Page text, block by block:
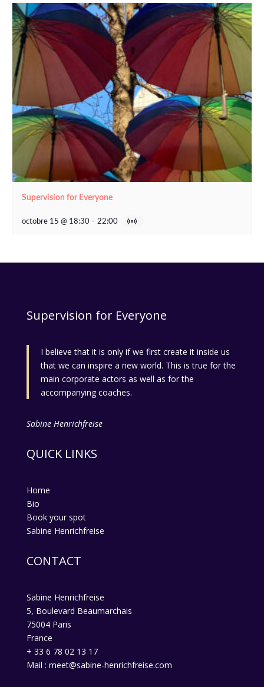
Supervision for Everyone
octobre 15 @ 18:30 - 22:00
Supervision for Everyone
I believe that it is only if we first create it inside us
that we can inspire a new world. This is true for the
main corporate actors as well as for the
accompanying coaches.
Sabine Henrichfreise
QUICK LINKS
Home
Bio
Book your spot
Sabine Henrichfreise
CONTACT
Sabine Henrichfreise
5, Boulevard Beaumarchais
75004 Paris
France
+ 33 6 78 02 13 17
Mail : meet@sabine-henrichfreise.com